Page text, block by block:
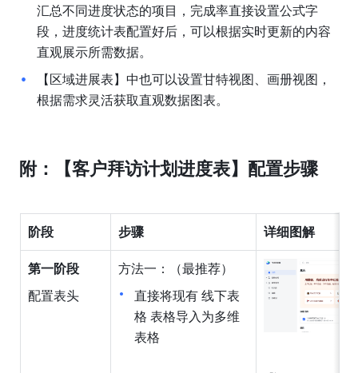
汇总不同进度状态的项目，完成率直接设置公式字
段，进度统计表配置好后，可以根据实时更新的内容
直观展示所需数据。
【区域进展表】中也可以设置甘特视图、画册视图，
根据需求灵活获取直观数据图表。
附：【客户拜访计划进度表】配置步骤
阶段 步骤 详细图解
第一阶段
配置表头
方法一：（最推荐）
直接将现有 线下表
格 表格导入为多维
表格